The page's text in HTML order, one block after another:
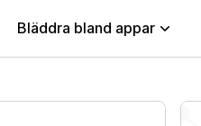
Bläddra bland appar